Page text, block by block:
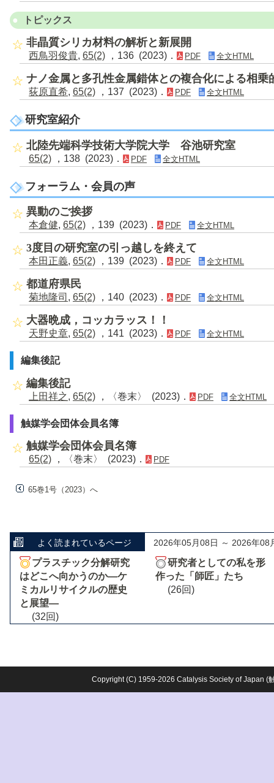
トピックス
非晶質シリカ材料の解析と新展開
西鳥羽俊貴, 65(2) ，136 (2023)． PDF 全文HTML
ナノ金属と多孔性金属錯体との複合化による相乗
荻原直希, 65(2) ，137 (2023)． PDF 全文HTML
研究室紹介
北陸先端科学技術大学院大学 谷池研究室
65(2) ，138 (2023)． PDF 全文HTML
フォーラム・会員の声
異動のご挨拶
本倉健, 65(2) ，139 (2023)． PDF 全文HTML
3度目の研究室の引っ越しを終えて
本田正義, 65(2) ，139 (2023)． PDF 全文HTML
都道府県民
菊地隆司 , 65(2) ，140 (2023)． PDF 全文HTML
大器晩成，コッカラッス！！
天野史章, 65(2) ，141 (2023)． PDF 全文HTML
編集後記
編集後記
上田祥之, 65(2) ，〈巻末〉 (2023)． PDF 全文HTML
触媒学会団体会員名簿
触媒学会団体会員名簿
65(2) ，〈巻末〉 (2023)． PDF
65巻1号（2023）へ
よく読まれているページ 2026年05月08日 ～ 2026年08
プラスチック分解研究
はどこへ向かうのか―ケ
ミカルリサイクルの歴史
と展望―
(32回)
研究者としての私を形
作った「師匠」たち
(26回)
Copyright (C) 1959-2026 Catalysis Society of Japan (